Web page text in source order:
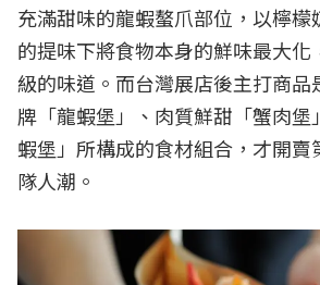
充滿甜味的龍蝦螯爪部位，以檸
的提味下將食物本身的鮮味最大化
級的味道。而台灣展店後主打商品
牌「龍蝦堡」、肉質鮮甜「蟹肉堡
蝦堡」所構成的食材組合，才開
隊人潮。